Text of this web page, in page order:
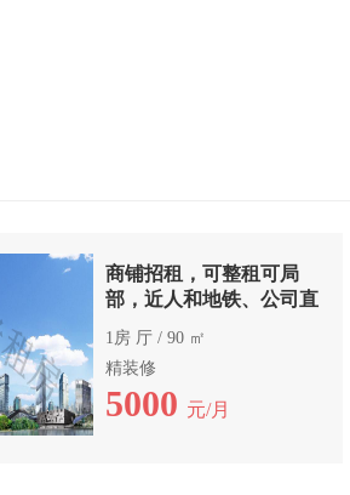
商铺招租，可整租可局
部，近人和地铁、公司直
租免中介费
1房 厅 / 90 ㎡
精装修
5000 元/月